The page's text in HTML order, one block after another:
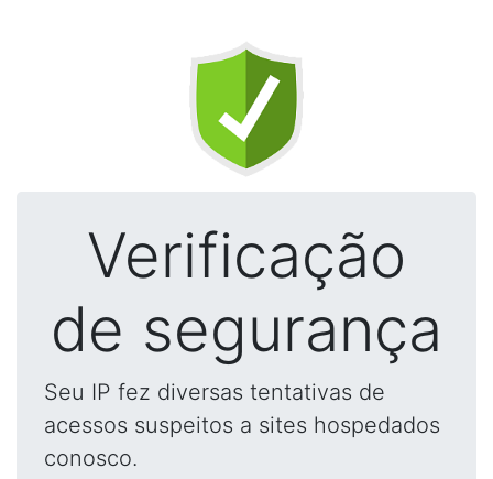
Verificação
de segurança
Seu IP fez diversas tentativas de
acessos suspeitos a sites hospedados
conosco.